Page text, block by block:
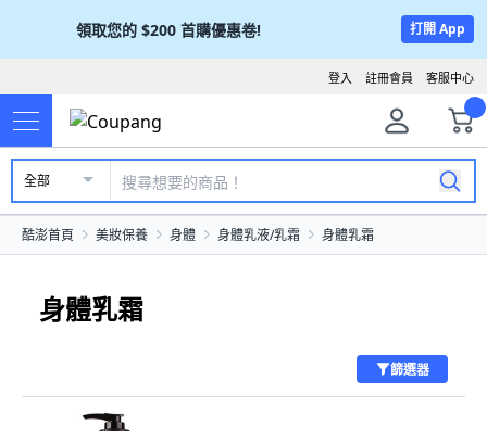
領取您的 $200 首購優惠卷! 打開 App
客服中心
註冊會員
登入
全部
酷澎首頁 美妝保養 身體 身體乳液/乳霜 身體乳霜
身體乳霜
篩選器